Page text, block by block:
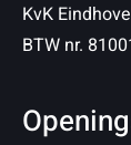
KvK
BTW nr.